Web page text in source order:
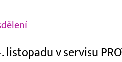
listopadu v servisu